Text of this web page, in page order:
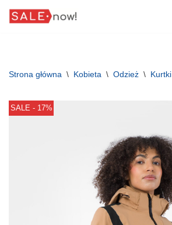
Strona główna \ Kobieta \ Odzież \ Kurtki
SALE - 17%